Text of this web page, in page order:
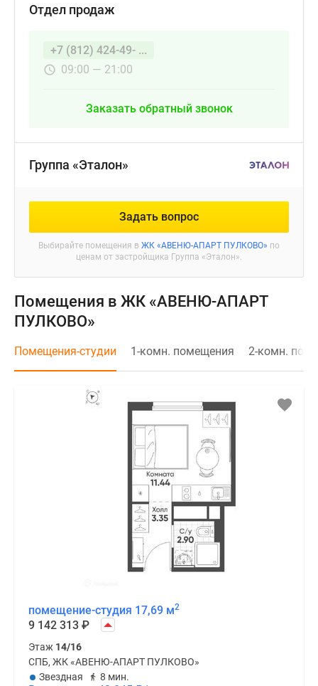
Отдел продаж
+7 (812) 424-49- ...
09:00 — 21:00
Заказать обратный звонок
Группа «Эталон»
Задать вопрос
Выбирайте помещения в ЖК «АВЕНЮ-АПАРТ ПУЛКОВО» по
ценам от застройщика Группа «Эталон».
Помещения в ЖК «АВЕНЮ-АПАРТ
ПУЛКОВО»
Помещения-студии 1-комн. помещения 2-комн.
помещение-студия 17,69 м2
9 142 313 ₽
Этаж 14/16
СПБ, ЖК «АВЕНЮ-АПАРТ ПУЛКОВО»
Звездная
8 мин.